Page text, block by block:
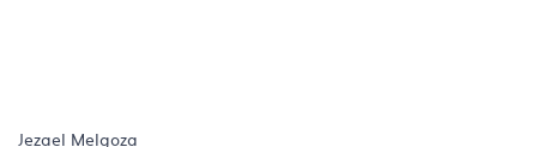
Jezael Melgoza